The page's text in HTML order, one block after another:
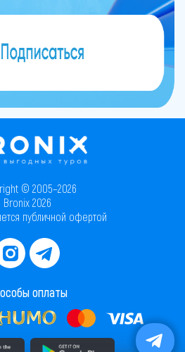
© 2005–2026
Bronix 2026
публичной офертой
оплаты
приложение в AppStore Скачать приложение в PlayMarket